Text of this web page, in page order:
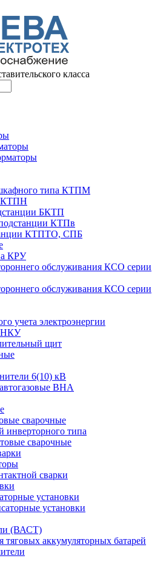
класса
типа КТПМ
КТПН
БКТП
КТПв
КТПТО, СПБ
КРУ
обслуживания КСО серии
обслуживания КСО серии
учета электроэнергии
НКУ
щит
6(10) кВ
ВНА
сварочные
инверторного типа
сварочные
сварки
установки
установки
(ВАСТ)
тяговых аккумуляторных батарей